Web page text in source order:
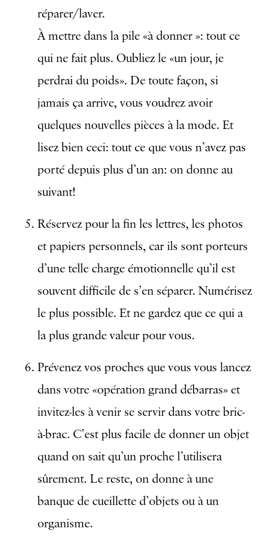
réparer/laver.
À mettre dans la pile «à donner »: tout ce
qui ne fait plus. Oubliez le «un jour, je
perdrai du poids». De toute façon, si
jamais ça arrive, vous voudrez avoir
quelques nouvelles pièces à la mode. Et
lisez bien ceci: tout ce que vous n’avez pas
porté depuis plus d’un an: on donne au
suivant!
Réservez pour la fin les lettres, les photos
et papiers personnels, car ils sont porteurs
d’une telle charge émotionnelle qu’il est
souvent difficile de s’en séparer. Numérisez
le plus possible. Et ne gardez que ce qui a
la plus grande valeur pour vous.
Prévenez vos proches que vous vous lancez
dans votre «opération grand débarras» et
invitez-les à venir se servir dans votre bric-
à-brac. C’est plus facile de donner un objet
quand on sait qu’un proche l’utilisera
sûrement. Le reste, on donne à une
banque de cueillette d’objets ou à un
organisme.